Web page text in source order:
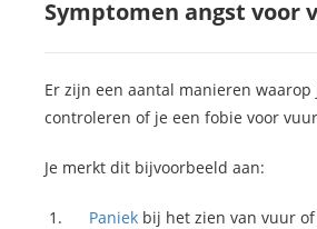
Symptomen angst voor
Er zijn een aantal manieren waarop
controleren of je een fobie voor
Je merkt dit bijvoorbeeld aan:
Paniek bij het zien van vuur